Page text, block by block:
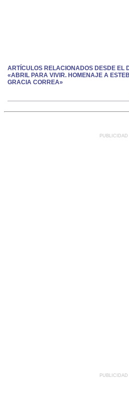
ARTÍCULOS RELACIONADOS DESDE EL
«ABRIL PARA VIVIR. HOMENAJE A
GRACIA CORREA»
PUBLICIDAD
PUBLICIDAD